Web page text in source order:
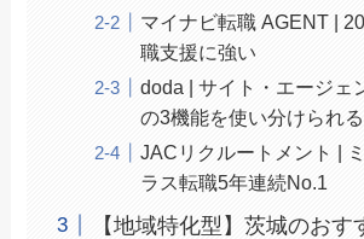
マイナビ転職 AGENT |
職支援に強い
doda | サイト・エージェ
の3機能を使い分けられる
JACリクルートメント |
ラス転職5年連続No.1
【地域特化型】茨城のおす